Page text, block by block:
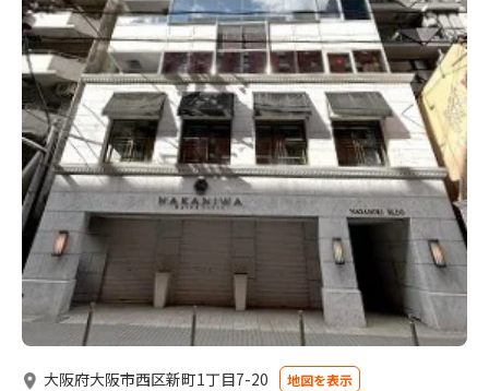
大阪府大阪市西区新町1丁目7-20 地図を表示